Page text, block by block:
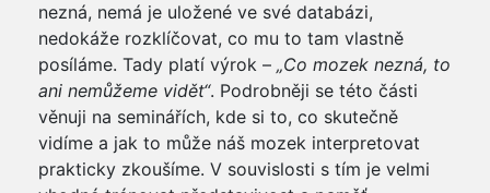
nezná, nemá je uložené ve své databázi,
nedokáže rozklíčovat, co mu to tam vlastně
posíláme. Tady platí výrok – „Co mozek nezná, to
ani nemůžeme vidět“. Podrobněji se této části
věnuji na seminářích, kde si to, co skutečně
vidíme a jak to může náš mozek interpretovat
prakticky zkoušíme. V souvislosti s tím je velmi